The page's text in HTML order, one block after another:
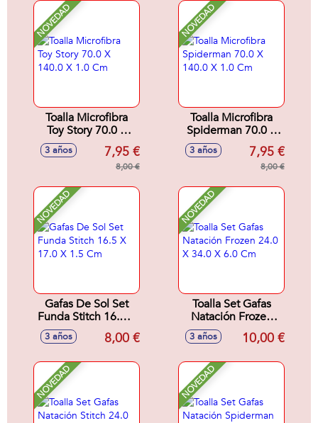
NOVEDAD
Toalla Microfibra
Toy Story 70.0 X
140.0 X 1.0 Cm
3 años 7,95 €
8,00 €
NOVEDAD
Toalla Microfibra
Spiderman 70.0 X
140.0 X 1.0 Cm
3 años 7,95 €
8,00 €
NOVEDAD
Gafas De Sol Set
Funda Stitch 16.5 X
17.0 X 1.5 Cm
3 años 8,00 €
NOVEDAD
Toalla Set Gafas
Natación Frozen
24.0 X 34.0 X 6.0
3 años 10,00 €
NOVEDAD NOVEDAD